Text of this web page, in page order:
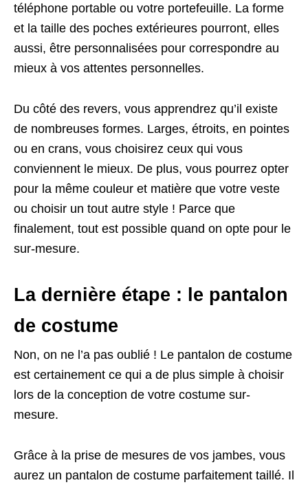
téléphone portable ou votre portefeuille. La forme
et la taille des poches extérieures pourront, elles
aussi, être personnalisées pour correspondre au
mieux à vos attentes personnelles.
Du côté des revers, vous apprendrez qu’il existe
de nombreuses formes. Larges, étroits, en pointes
ou en crans, vous choisirez ceux qui vous
conviennent le mieux. De plus, vous pourrez opter
pour la même couleur et matière que votre veste
ou choisir un tout autre style ! Parce que
finalement, tout est possible quand on opte pour le
sur-mesure.
La dernière étape : le pantalon
de costume
Non, on ne l’a pas oublié ! Le pantalon de costume
est certainement ce qui a de plus simple à choisir
lors de la conception de votre costume sur-
mesure.
Grâce à la prise de mesures de vos jambes, vous
aurez un pantalon de costume parfaitement taillé. Il